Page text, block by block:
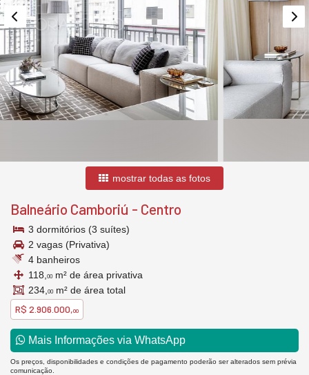
mostrar todas as fotos
Balneário Camboriú - Centro
3 dormitórios (3 suítes)
2 vagas (Privativa)
4 banheiros
118, 00 m² de área privativa
234, 00 m² de área total
R$ 2.906.000,00
Mais Informações via WhatsApp
Os preços, disponibilidades e condições de pagamento poderão ser alterados sem prévia
comunicação.